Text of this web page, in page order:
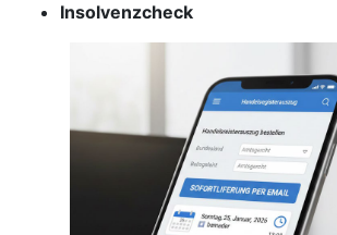
Insolvenzcheck